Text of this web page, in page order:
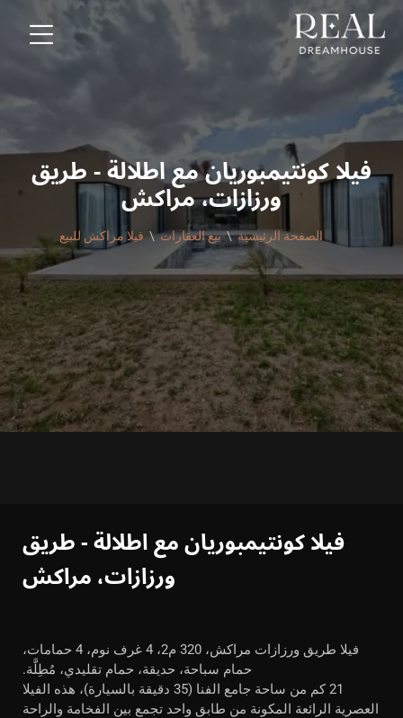
فيلا كونتيمبوريان مع اطلالة - طريق
ورزازات، مراكش
الصفحة الرئيسية بيع العقارات فيلا مراكش للبيع
فيلا كونتيمبوريان مع اطلالة - طريق
ورزازات، مراكش
فيلا طريق ورزازات مراكش، 320 م2، 4 غرف نوم، 4 حمامات،
حمام سباحة، حديقة، حمام تقليدي، مُطِلَّة.
21 كم من ساحة جامع الفنا (35 دقيقة بالسيارة)، هذه الفيلا
العصرية الرائعة المكونة من طابق واحد تجمع بين الفخامة والراحة